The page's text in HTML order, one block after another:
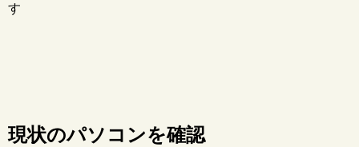
す
現状のパソコンを確認